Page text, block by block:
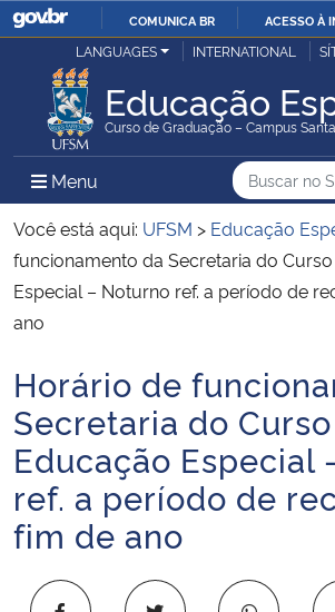
IR
O
COMUNICA BR ACESSO À
Ministério da Justiça e Segurança Pública
Ministério da Defesa
Ministério das Relações Exteriores
Ministério da Economia
Ministério da Agricultura, Pecuária e Abastecimento
Ministério da Educação
Ministério da Cidadania
Ministério da Saúde
LANGUAGES INTERNATIONAL
Educação
Curso de Graduação – Campus
Menu Menu Principal do Sítio
Busca
Buscar
Busca:
Você está aqui: UFSM > Educação
funcionamento da Secretaria do
Especial – Noturno ref. a período de
ano
Início do conteúdo
Horário de
Secretaria do
Educação Especial
ref. a período de
fim de ano